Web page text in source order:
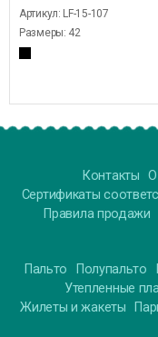
Артикул: LF-15-107
Размеры: 42
Контакты
О
Сертификаты
Правила продажи
Пальто
Полупальто
Утепленные
Жилеты и жакеты